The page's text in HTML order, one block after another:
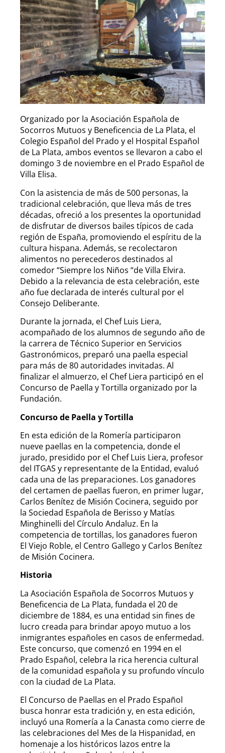
Organizado por la Asociación Española de
Socorros Mutuos y Beneficencia de La Plata, el
Colegio Español del Prado y el Hospital Español
de La Plata, ambos eventos se llevaron a cabo el
domingo 3 de noviembre en el Prado Español de
Villa Elisa.
Con la asistencia de más de 500 personas, la
tradicional celebración, que lleva más de tres
décadas, ofreció a los presentes la oportunidad
de disfrutar de diversos bailes típicos de cada
región de España, promoviendo el espíritu de la
cultura hispana. Además, se recolectaron
alimentos no perecederos destinados al
comedor “Siempre los Niños “de Villa Elvira.
Debido a la relevancia de esta celebración, este
año fue declarada de interés cultural por el
Consejo Deliberante.
Durante la jornada, el Chef Luis Liera,
acompañado de los alumnos de segundo año de
la carrera de Técnico Superior en Servicios
Gastronómicos, preparó una paella especial
para más de 80 autoridades invitadas. Al
finalizar el almuerzo, el Chef Liera participó en el
Concurso de Paella y Tortilla organizado por la
Fundación.
Concurso de Paella y Tortilla
En esta edición de la Romería participaron
nueve paellas en la competencia, donde el
jurado, presidido por el Chef Luis Liera, profesor
del ITGAS y representante de la Entidad, evaluó
cada una de las preparaciones. Los ganadores
del certamen de paellas fueron, en primer lugar,
Carlos Benítez de Misión Cocinera, seguido por
la Sociedad Española de Berisso y Matías
Minghinelli del Círculo Andaluz. En la
competencia de tortillas, los ganadores fueron
El Viejo Roble, el Centro Gallego y Carlos Benítez
de Misión Cocinera.
Historia
La Asociación Española de Socorros Mutuos y
Beneficencia de La Plata, fundada el 20 de
diciembre de 1884, es una entidad sin fines de
lucro creada para brindar apoyo mutuo a los
inmigrantes españoles en casos de enfermedad.
Este concurso, que comenzó en 1994 en el
Prado Español, celebra la rica herencia cultural
de la comunidad española y su profundo vínculo
con la ciudad de La Plata.
El Concurso de Paellas en el Prado Español
busca honrar esta tradición y, en esta edición,
incluyó una Romería a la Canasta como cierre de
las celebraciones del Mes de la Hispanidad, en
homenaje a los históricos lazos entre la